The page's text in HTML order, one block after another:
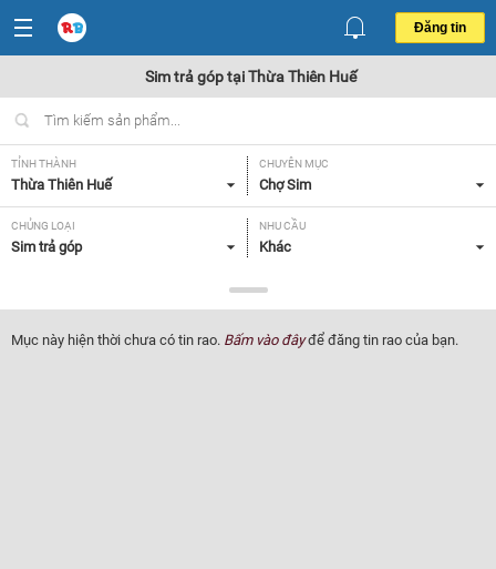
Đăng tin
Sim trả góp tại Thừa Thiên Huế
TỈNH THÀNH
Thừa Thiên Huế
CHUYÊN MỤC
Chợ Sim
CHỦNG LOẠI
Sim trả góp
NHU CẦU
Khác
Tất cả
Mục này hiện thời chưa có tin rao. Bấm vào đâyđể đăng tin rao của bạn.